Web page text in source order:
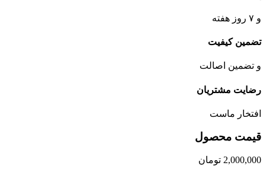
و ۷ روز هفته
تضمین کیفیت
و تضمین اصالت
رضایت مشتریان
افتخار ماست
قیمت محصول
2,000,000 تومان